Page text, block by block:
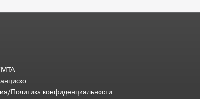
Политика конфиденциальности